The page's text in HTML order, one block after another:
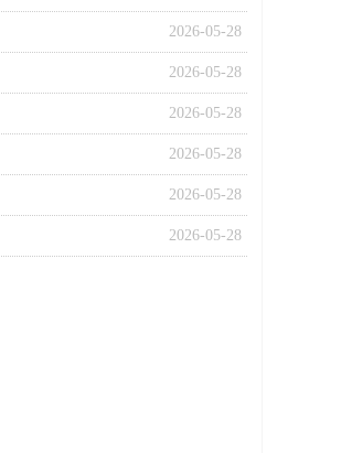
2026-05-28
2026-05-28
2026-05-28
2026-05-28
2026-05-28
2026-05-28